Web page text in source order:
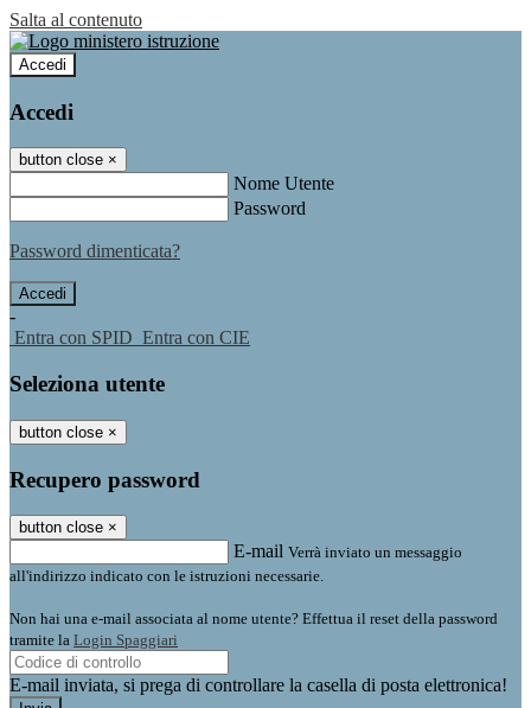
Salta al contenuto
Accedi
Accedi
button close ×
Nome Utente
Password
Password dimenticata?
-
Entra con SPID Entra con CIE
Seleziona utente
button close ×
Recupero password
button close ×
E-mail Verrà inviato un messaggio
all'indirizzo indicato con le istruzioni necessarie.
Non hai una e-mail associata al nome utente? Effettua il reset della password
tramite la Login Spaggiari
E-mail inviata, si prega di controllare la casella di posta elettronica!